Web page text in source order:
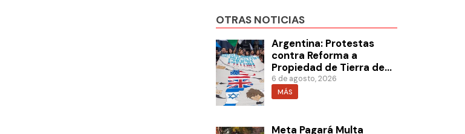
OTRAS NOTICIAS
Argentina: Protestas
contra Reforma a
Propiedad de Tierra de
Milei
6 de agosto, 2026
MÁS
Meta Pagará Multa